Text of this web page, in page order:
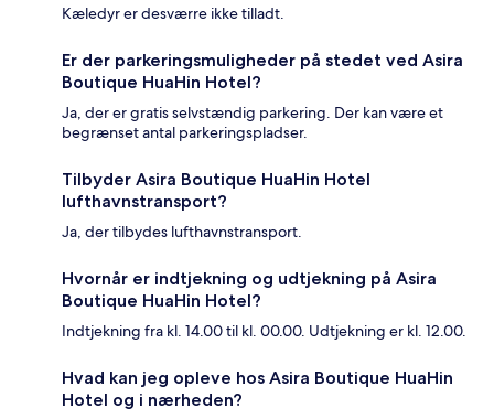
Kæledyr er desværre ikke tilladt.
Er der parkeringsmuligheder på stedet ved Asira
Boutique HuaHin Hotel?
Ja, der er gratis selvstændig parkering. Der kan være et
begrænset antal parkeringspladser.
Tilbyder Asira Boutique HuaHin Hotel
lufthavnstransport?
Ja, der tilbydes lufthavnstransport.
Hvornår er indtjekning og udtjekning på Asira
Boutique HuaHin Hotel?
Indtjekning fra kl. 14.00 til kl. 00.00. Udtjekning er kl. 12.00.
Hvad kan jeg opleve hos Asira Boutique HuaHin
Hotel og i nærheden?